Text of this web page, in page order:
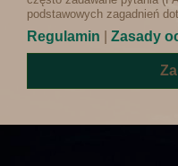
podstawowych zagadnień
Regulamin Zasady